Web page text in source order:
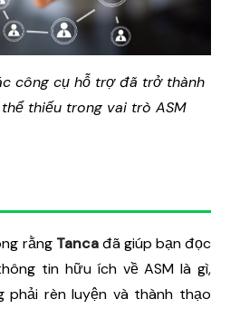
công cụ hỗ trợ đã trở thành
thiếu trong vai trò ASM
rằng Tancađã giúp bạn đọc
tin hữu ích về ASM là gì,
phải rèn luyện và thành thạo